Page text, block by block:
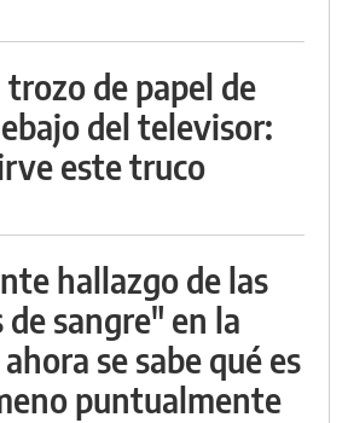
trozo de papel de
del televisor:
este truco
hallazgo de las
sangre" en la
se sabe qué es
puntualmente